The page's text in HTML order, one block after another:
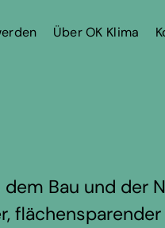
Über OK Klima
Bau und der